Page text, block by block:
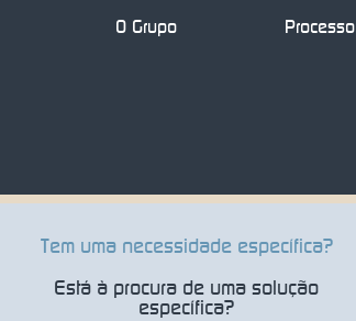
O Grupo Processo
Tem uma necessidade específica?
Está à procura de uma solução
específica?